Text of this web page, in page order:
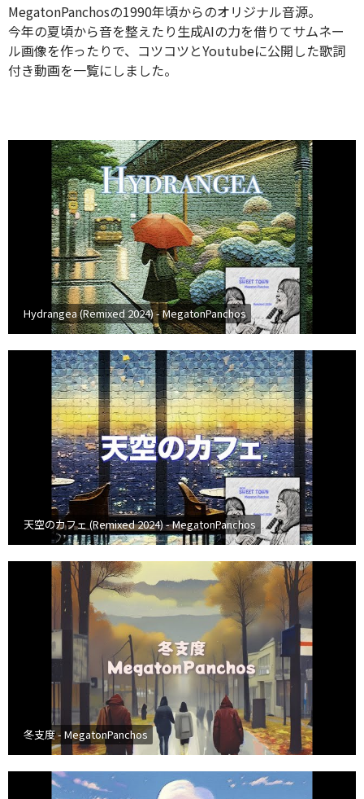
MegatonPanchosの1990年頃からのオリジナル音源。
今年の夏頃から音を整えたり生成AIの力を借りてサムネー
ル画像を作ったりで、コツコツとYoutubeに公開した歌詞
付き動画を一覧にしました。
Hydrangea (Remixed 2024) - MegatonPanchos
天空のカフェ (Remixed 2024) - MegatonPanchos
冬支度 - MegatonPanchos